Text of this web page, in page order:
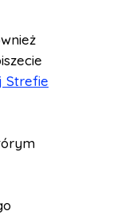
Strefie